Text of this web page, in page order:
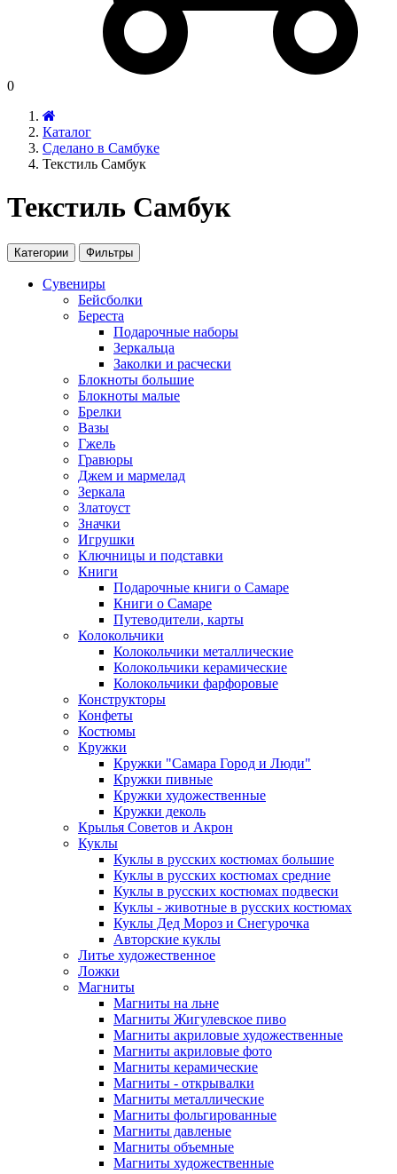
0
Каталог
Сделано в Самбуке
Текстиль Самбук
Текстиль Самбук
Категории Фильтры
Сувениры
Бейсболки
Береста
Подарочные наборы
Зеркальца
Заколки и расчески
Блокноты большие
Блокноты малые
Брелки
Вазы
Гжель
Гравюры
Джем и мармелад
Зеркала
Златоуст
Значки
Игрушки
Ключницы и подставки
Книги
Подарочные книги о Самаре
Книги о Самаре
Путеводители, карты
Колокольчики
Колокольчики металлические
Колокольчики керамические
Колокольчики фарфоровые
Конструкторы
Конфеты
Костюмы
Кружки
Кружки "Самара Город и Люди"
Кружки пивные
Кружки художественные
Кружки деколь
Крылья Советов и Акрон
Куклы
Куклы в русских костюмах большие
Куклы в русских костюмах средние
Куклы в русских костюмах подвески
Куклы - животные в русских костюмах
Куклы Дед Мороз и Снегурочка
Авторские куклы
Литье художественное
Ложки
Магниты
Магниты на льне
Магниты Жигулевское пиво
Магниты акриловые художественные
Магниты акриловые фото
Магниты керамические
Магниты - открывалки
Магниты металлические
Магниты фольгированные
Магниты давленые
Магниты объемные
Магниты художественные